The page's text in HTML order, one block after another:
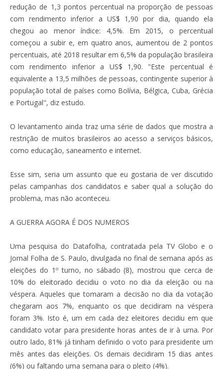
redução de 1,3 pontos percentual na proporção de pessoas
com rendimento inferior a US$ 1,90 por dia, quando ela
chegou ao menor índice: 4,5%. Em 2015, o percentual
começou a subir e, em quatro anos, aumentou de 2 pontos
percentuais, até 2018 resultar em 6,5% da população brasileira
com rendimento inferior a US$ 1,90. "Este percentual é
equivalente a 13,5 milhões de pessoas, contingente superior à
população total de países como Bolívia, Bélgica, Cuba, Grécia
e Portugal", diz estudo.
O levantamento ainda traz uma série de dados que mostra a
restrição de muitos brasileiros ao acesso a serviços básicos,
como educação, saneamento e internet.
Esse sim, seria um assunto que eu gostaria de ver discutido
pelas campanhas dos candidatos e saber qual a solução do
problema, mas não aconteceu.
A GUERRA AGORA É DOS NUMEROS
Uma pesquisa do Datafolha, contratada pela TV Globo e o
Jornal Folha de S. Paulo, divulgada no final de semana após as
eleições do 1º turno, no sábado (8), mostrou que cerca de
10% do eleitorado decidiu o voto no dia da eleição ou na
véspera. Aqueles que tomaram a decisão no dia da votação
chegaram aos 7%, enquanto os que decidiram na véspera
foram 3%. Isto é, um em cada dez eleitores decidiu em que
candidato votar para presidente horas antes de ir à urna. Por
outro lado, 81% já tinham definido o voto para presidente um
mês antes das eleições. Os demais decidiram 15 dias antes
(6%) ou faltando uma semana para o pleito (4%).